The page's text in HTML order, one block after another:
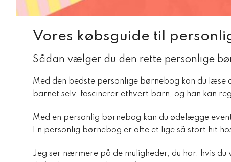
Vores købsguide til
Sådan vælger du den rette personlige
Med den bedste personlige børnebog kan du
barnet selv, fascinerer ethvert barn, og han kan
Med en personlig børnebog kan du ødelægge
En personlig børnebog er ofte et lige så stort hit
Jeg ser nærmere på de muligheder, du har, hvis